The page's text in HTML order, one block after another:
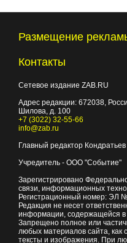
Размещение
Контакты
Сетевое издание ZAB.RU
Адрес редакции: 672038,
Шилова, д. 100
+7 (3022) 32-55-66
info@zab.ru
Главный редактор
Учредитель - ООО "Событие"
Зарегистрировано
связи, информационных
Регистрационный номер: ЭЛ
Редакция не несет
информации, содержащейся
Запрещено полное или
любых материалов сайта, как
тексты и изображения. При